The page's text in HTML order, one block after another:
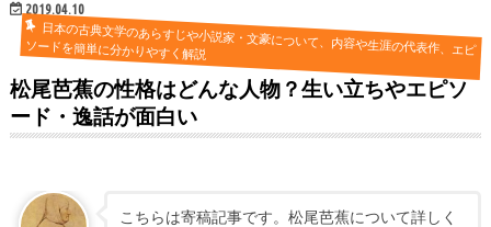
2019.04.10
日本の古典文学のあらすじや小説家・文豪について、内容や生涯の代表作、エピ
ソードを簡単に分かりやすく解説
松尾芭蕉の性格はどんな人物？生い立ちやエピソ
ード・逸話が面白い
こちらは寄稿記事です。松尾芭蕉について詳しく